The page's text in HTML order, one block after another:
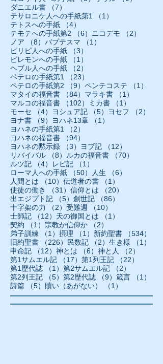
ダニエル書
（7）
テサロニケ人への手紙第1
（1）
テトスへの手紙
（4）
テモテへの手紙第2
（6） 6件の記事
ニコデモ （2）
ノア
（8） 8件の記事
バプテスマ （1）
ピリピ人への手紙
（3）
ピレモンへの手紙
（1）
ヘブル人への手紙
（2）
ペテロの手紙第1
（23）
ペテロの手紙第2
（9） 9件の記事
ペンテコステ （1）
マタイの福音書
（84） 84件の記事
マラキ書 （1）
マルコの福音書
（102） 102件の記事
ミカ書 （1）
モーセ
（4） 4件の記事
ヨシュア記 （5） 5件の記事
ヨセフ （2）
ヨナ書
（9） 9件の記事
ヨハネ13章 （1）
ヨハネの手紙第1
（2）
ヨハネの福音書
（94）
ヨハネの黙示録
（3） 3件の記事
ヨブ記 （12）
リバイバル
（8） 8件の記事
ルカの福音書 （70）
ルツ記
（4） 4件の記事
レビ記 （1）
ローマ人への手紙
（50） 50件の記事
人生 （6）
人間とは
（10） 10件の記事
伝道者の書 （1）
使徒の働き
（31） 31件の記事
信仰とは （20）
出エジプト記
（5） 5件の記事
創世記 （86）
十字架の力
（2） 2件の記事
受難週 （10）
士師記
（12） 12件の記事
天の御国とは （1）
契約
（1） 1件の記事
宗教か信仰か （2）
弟子訓練
（1） 1件の記事
摂理 （1） 1件の記事
新約聖書 （534）
旧約聖書
（226） 226件の記事
民数記 （2） 2件の記事
生き様 （1）
申命記
（12） 12件の記事
神とは （6） 6件の記事
神と人 （2）
第1サムエル記
（17） 17件の記事
第1列王記 （22）
第1歴代誌
（1） 1件の記事
第2サムエル記 （2）
第2列王記
（5） 5件の記事
第2歴代誌 （9） 9件の記事
箴言 （1）
詩篇
（5） 5件の記事
贖い（あがない） （1）